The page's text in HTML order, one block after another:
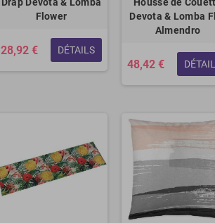
Flower
28,92 € DÉTAILS
Devota & Lomba
Almendro
48,42 €